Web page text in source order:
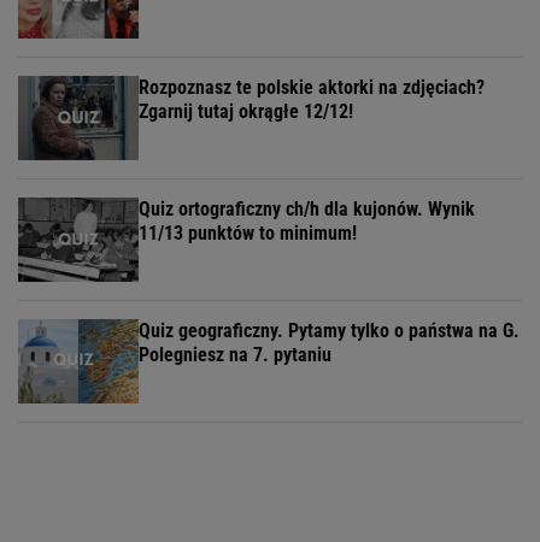
Rozpoznasz te polskie aktorki na zdjęciach?
Zgarnij tutaj okrągłe 12/12!
Quiz ortograficzny ch/h dla kujonów. Wynik
11/13 punktów to minimum!
Quiz geograficzny. Pytamy tylko o państwa na G.
Polegniesz na 7. pytaniu